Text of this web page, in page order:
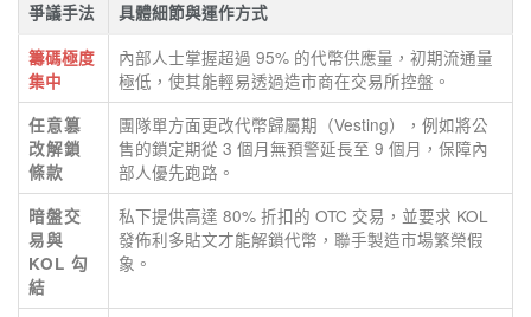
爭議手法
具體細節與運作方式
籌碼極度
集中
內部人士掌握超過 95% 的代幣供應量，初期流通量
極低，使其能輕易透過造市商在交易所控盤。
任意篡
改解鎖
條款
團隊單方面更改代幣歸屬期（Vesting），例如將公
售的鎖定期從 3 個月無預警延長至 9 個月，保障內
部人優先跑路。
暗盤交
易與
KOL 勾
結
私下提供高達 80% 折扣的 OTC 交易，並要求 KOL
發佈利多貼文才能解鎖代幣，聯手製造市場繁榮假
象。